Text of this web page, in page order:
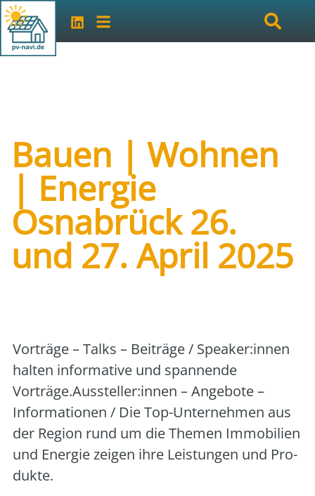
Bauen | Wohnen
| Energie
Osnabrück 26.
und 27. April 2025
Vor­trä­ge – Talks – Bei­trä­ge / Speaker:innen
hal­ten infor­ma­ti­ve und span­nen­de
Vorträge.Aussteller:innen – Ange­bo­te –
Infor­ma­tio­nen / Die Top-Unter­neh­men aus
der Regi­on rund um die The­men Immo­bi­li­en
und Ener­gie zei­gen ihre Leis­tun­gen und Pro­
duk­te.